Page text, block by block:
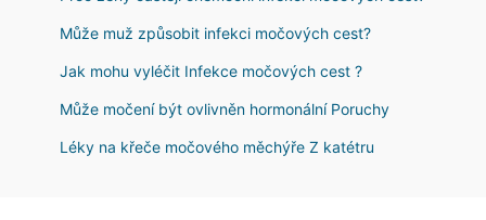
Může muž způsobit infekci močových cest?
Jak mohu vyléčit Infekce močových cest ?
Může močení být ovlivněn hormonální Poruchy
Léky na křeče močového měchýře Z katétru